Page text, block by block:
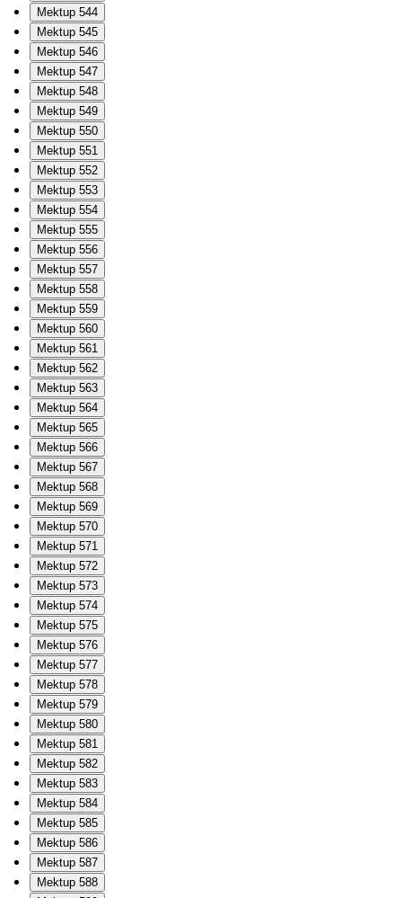
Mektup 544
Mektup 545
Mektup 546
Mektup 547
Mektup 548
Mektup 549
Mektup 550
Mektup 551
Mektup 552
Mektup 553
Mektup 554
Mektup 555
Mektup 556
Mektup 557
Mektup 558
Mektup 559
Mektup 560
Mektup 561
Mektup 562
Mektup 563
Mektup 564
Mektup 565
Mektup 566
Mektup 567
Mektup 568
Mektup 569
Mektup 570
Mektup 571
Mektup 572
Mektup 573
Mektup 574
Mektup 575
Mektup 576
Mektup 577
Mektup 578
Mektup 579
Mektup 580
Mektup 581
Mektup 582
Mektup 583
Mektup 584
Mektup 585
Mektup 586
Mektup 587
Mektup 588